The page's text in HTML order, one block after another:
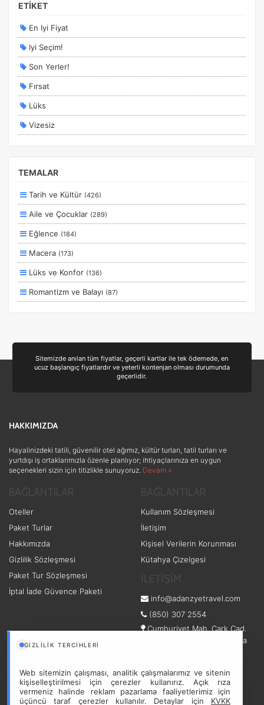
GIZLILIK TERCIHLERI
Web sitemizin çalışması, analitik çalışmalarımız ve sitenin
kişiselleştirilmesi için çerezler kullanırız. Açık rıza
vermeniz halinde reklam pazarlama faaliyetlerimiz için
üçüncü taraf çerezler kullanılır. Detaylar için KVKK
ETİKET
En Iyi Fiyat
Iyi Seçim!
Son Yerler!
Fırsat
Lüks
Vizesiz
Planlanan
Otobüs Ile
Uçak Ile
Ekstralar Dahil
TEMALAR
Tarih ve Kültür (426)
Aile ve Çocuklar (289)
Eğlence (184)
Macera (173)
Lüks ve Konfor (136)
Romantizm ve Balayı (87)
Yiyecek ve İçecek(24)
Sağlık ve Güzellik
Sitemizde anılan tüm fiyatlar, geçerli kartlar ile tek ödemede, en
ucuz başlangıç fiyatlardır ve yeterli kontenjan olması durumunda
geçerlidir.
HAKKIMIZDA
Hayalinizdeki tatili, güvenilir otel ağımız, kültür turları, tatil turları ve
yurtdışı iş ortaklarımızla özenle planlıyor; ihtiyaçlarınıza en uygun
seçenekleri sizin için titizlikle sunuyoruz. Devam »
Oteller
Paket Turlar
Hakkımızda
Gizlilik Sözleşmesi
Paket Tur Sözleşmesi
İptal İade Güvence Paketi
Kullanım Sözleşmesi
İletişim
Kişisel Verilerin Korunması
Kütahya Çizelgesi
info@adanzyetravel.com
(850) 307 2554
Cumhuriyet Mah. Çark Cad.
No: 56/2 - Adapazarı/Sakarya